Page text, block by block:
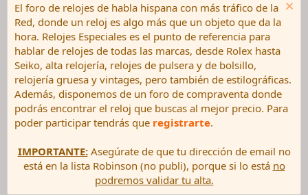
El foro de relojes de habla hispana con más tráfico de la
Red, donde un reloj es algo más que un objeto que da la
hora. Relojes Especiales es el punto de referencia para
hablar de relojes de todas las marcas, desde Rolex hasta
Seiko, alta relojería, relojes de pulsera y de bolsillo,
relojería gruesa y vintages, pero también de estilográficas.
Además, disponemos de un foro de compraventa donde
podrás encontrar el reloj que buscas al mejor precio. Para
poder participar tendrás que registrarte.
IMPORTANTE:Asegúrate de que tu dirección de email no
está en la lista Robinson (no publi), porque si lo está no
podremos validar tu alta.